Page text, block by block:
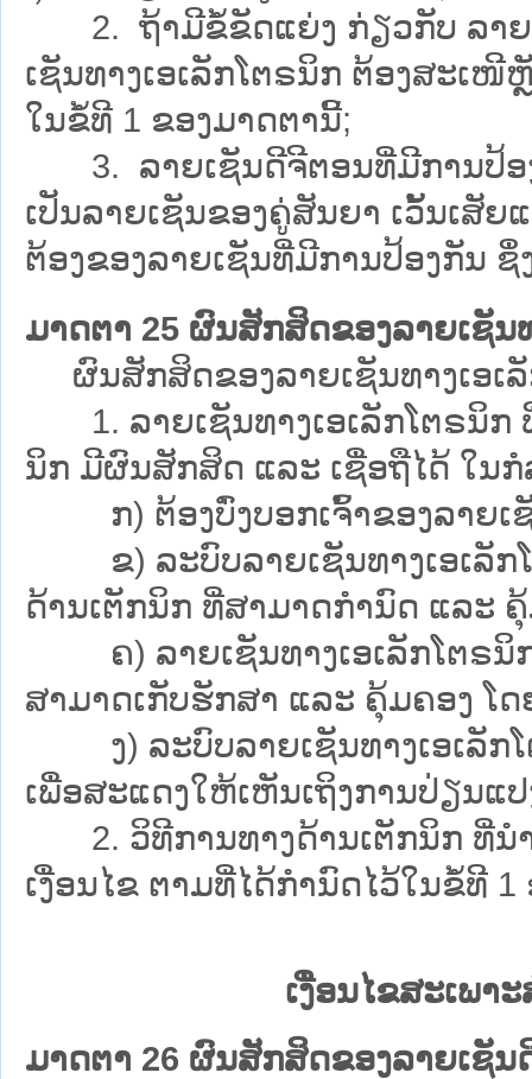
2. ຖ້າມີຂໍ້ຂັດແຍ່ງ ກ່ຽວກັບ ລາຍເ
ເຊັນທາງເອເລັກໂຕຣນິກ ຕ້ອງສະເ
ໃນຂໍ້ທີ 1 ຂອງມາດຕານີ້;
3. ລາຍເຊັນດີຈີຕອນທີ່ມີການປ້ອງ
ເປັນລາຍເຊັນຂອງຄູ່ສັນຍາ ເວັ້ນເສັ
ຕ້ອງຂອງລາຍເຊັນທີ່ມີການປ້ອງກັນ
ມາດຕາ 25 ຜົນສັກສິດຂອງລາຍເຊັນ
ຜົນສັກສິດຂອງລາຍເຊັນທາງເອເລັ
1. ລາຍເຊັນທາງເອເລັກໂຕຣນິກ
ນິກ ມີຜົນສັກສິດ ແລະ ເຊື່ອຖືໄດ້ ໃນ
ກ) ຕ້ອງບົ່ງບອກເຈົ້າຂອງລາຍເຊັ
ຂ) ລະບົບລາຍເຊັນທາງເອເລັກໂ
ດ້ານເຕັກນິກ ທີ່ສາມາດກຳນົດ ແລະ
ຄ) ລາຍເຊັນທາງເອເລັກໂຕຣນິກ
ສາມາດເກັບຮັກສາ ແລະ ຄຸ້ມຄອງ ໂດ
ງ) ລະບົບລາຍເຊັນທາງເອເລັກໂ
ເພື່ອສະແດງໃຫ້ເຫັນເຖິງການປ່ຽນແ
2. ວິທີການທາງດ້ານເຕັກນິກ ທີ່ນຳ
ເງື່ອນໄຂ ຕາມທີ່ໄດ້ກຳນົດໄວ້ໃນຂໍ້ທີ
ເງື່ອນໄຂສະເພາ
ມາດຕາ 26 ຜົນສັກສິດຂອງລາຍເຊັ